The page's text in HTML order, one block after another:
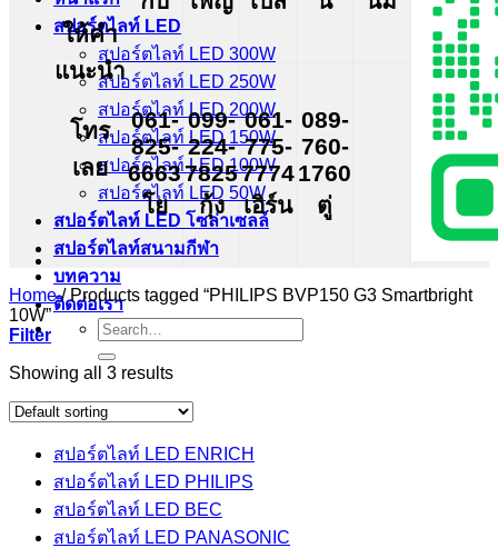
สปอร์ตไลท์ LED
สปอร์ตไลท์ LED 300W
สปอร์ตไลท์ LED 250W
สปอร์ตไลท์ LED 200W
สปอร์ตไลท์ LED 150W
สปอร์ตไลท์ LED 100W
สปอร์ตไลท์ LED 50W
สปอร์ตไลท์ LED โซล่าเซลล์
สปอร์ตไลท์สนามกีฬา
บทความ
ติดต่อเรา
Search
for:
ให้คำ
แนะนำ
โทร
เลย
061-
825-
6663
โย
099-
224-
7825
กุ้ง
061-
775-
7774
เอิร์น
089-
760-
1760
ตู่
Home /Products tagged “PHILIPS BVP150 G3 Smartbright
10W”
Filter
Showing all 3 results
สปอร์ตไลท์ LED ENRICH
สปอร์ตไลท์ LED PHILIPS
สปอร์ตไลท์ LED BEC
สปอร์ตไลท์ LED PANASONIC